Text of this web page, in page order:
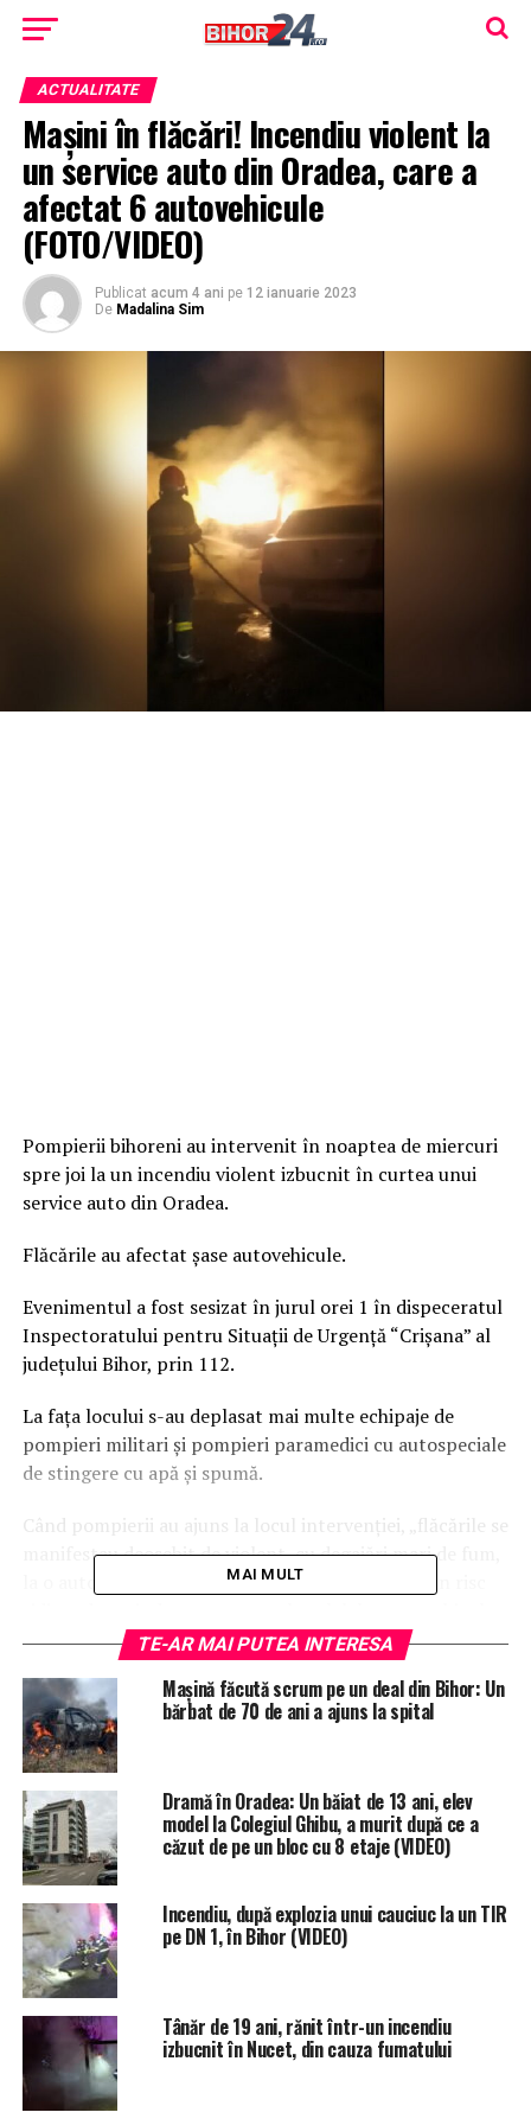
ACTUALITATE
Mașini în flăcări! Incendiu violent la
un service auto din Oradea, care a
afectat 6 autovehicule
(FOTO/VIDEO)
Publicat acum 4 ani pe 12 ianuarie 2023
De Madalina Sim
Pompierii bihoreni au intervenit în noaptea de miercuri
spre joi la un incendiu violent izbucnit în curtea unui
service auto din Oradea.
Flăcările au afectat șase autovehicule.
Evenimentul a fost sesizat în jurul orei 1 în dispeceratul
Inspectoratului pentru Situații de Urgență “Crișana” al
județului Bihor, prin 112.
La fața locului s-au deplasat mai multe echipaje de
pompieri militari și pompieri paramedici cu autospeciale
de stingere cu apă și spumă.
Când pompierii au ajuns la locul intervenției, „flăcările se
manifestau deosebit de violent, cu degajări mari de fum,
la o autoutilitară și două autoturisme, existând un risc
aflate foarte aproape de focare, precum și la două
clădiri”, se arată într-un comunicat transmis de biroul
de presă al ISU Crișana.
În circa 20 de minute salvatorii au reușit să stingă
flăcările și să lichideze focarele, salvând astfel 15
autoturisme și cele două construcții din apropiere, unde
se afla atelierul de vulcannizare și cel de reparații auto.
MAI MULT
TE-AR MAI PUTEA INTERESA
Mașină făcută scrum pe un deal din Bihor: Un
bărbat de 70 de ani a ajuns la spital
Dramă în Oradea: Un băiat de 13 ani, elev
model la Colegiul Ghibu, a murit după ce a
căzut de pe un bloc cu 8 etaje (VIDEO)
Incendiu, după explozia unui cauciuc la un TIR
pe DN 1, în Bihor (VIDEO)
Tânăr de 19 ani, rănit într-un incendiu
izbucnit în Nucet, din cauza fumatului